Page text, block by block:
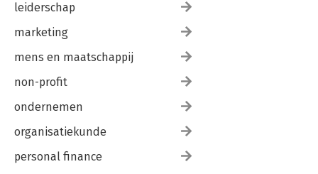
leiderschap
marketing
mens en maatschappij
non-profit
ondernemen
organisatiekunde
personal finance